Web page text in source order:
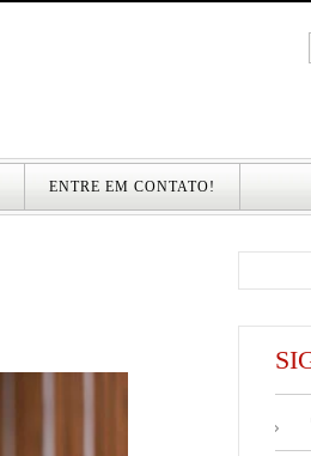
ENTRE EM CONTATO!